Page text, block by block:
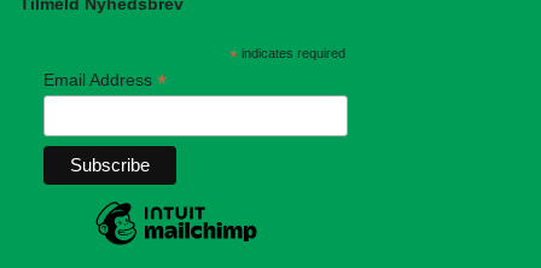
*indicates required
Email Address *